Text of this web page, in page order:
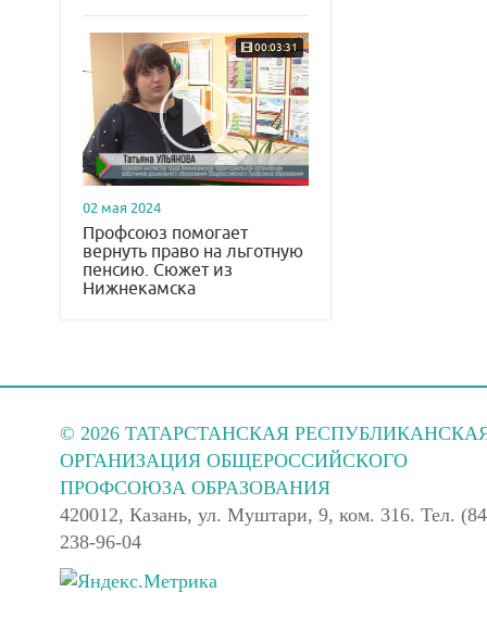
00:03:31
02 мая 2024
Профсоюз помогает
вернуть право на льготную
пенсию. Сюжет из
Нижнекамска
© 2026 ТАТАРСТАНСКАЯ
ОРГАНИЗАЦИЯ ОБЩЕРОССИЙСКОГО
ПРОФСОЮЗА ОБРАЗОВАНИЯ
420012, Казань, ул. Муштари, 9, ком. 316. Тел.
238-96-04